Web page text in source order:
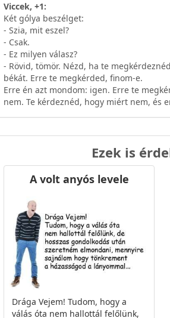
Viccek, +1:
Két gólya beszélget:
- Szia, mit eszel?
- Csak.
- Ez milyen válasz?
- Rövid, tömör. Nézd, ha te
békát. Erre te megkérded, finom-e.
Erre én azt mondom: igen. Erre te
nem. Te kérdeznéd, hogy miért nem, és
Ezek is
A volt anyós levele
Drága Vejem! Tudom, hogy a
válás óta nem hallottál felőlünk,